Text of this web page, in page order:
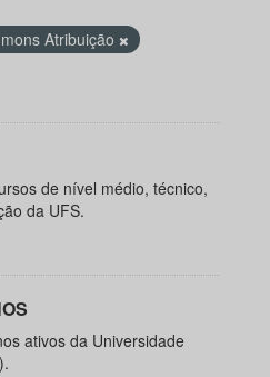
Atribuição
de nível médio, técnico,
da UFS.
ativos da Universidade